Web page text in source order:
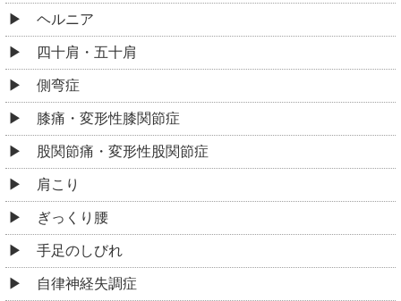
ヘルニア
四十肩・五十肩
側弯症
膝痛・変形性膝関節症
股関節痛・変形性股関節症
肩こり
ぎっくり腰
手足のしびれ
自律神経失調症